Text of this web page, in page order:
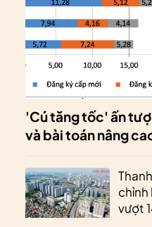
'Cú tăng tốc' ấn
và bài toán nâng
chỉnh
vượt